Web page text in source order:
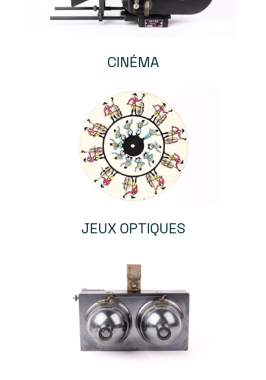
CINÉMA
JEUX OPTIQUES